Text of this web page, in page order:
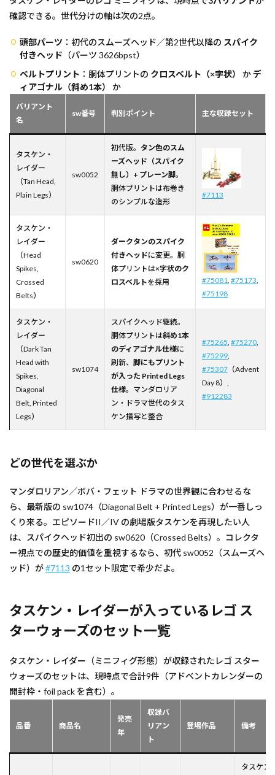
確認できる。世代分けの軸は次の2点。
頭部パーツ ：初代のスムーズヘッド／第2世代以降の スパイク
付きヘッド （パーツ 3626bpst）
ベルトプリント ：胴体プリントの クロスベルト（×字状） かデ
ィアゴナル（斜め1本）
か
バリアント
名
sw番号 判別ポイント 主な収録セット
タスケン・
レイダー
（Tan Head,
Plain Legs）
sw0052
初代版。 タン色のスム
ーズヘッド（スパイク
無し）+ プレーン脚。
胴体プリントは布巻き
のシンプルな造形
#7113
タスケン・
レイダー
（Head
Spikes,
Crossed
Belts）
sw0620
ダークタンのスパイク
付きヘッドに変更。胴
体プリントは×字状のク
ロスベルトを採用 #75081 #75173
#75198
タスケン・
レイダー
（Dark Tan
Head with
Spikes,
Diagonal
Belt, Printed
Legs）
sw1074
スパイクヘッド継続。
胴体プリントは斜め1本
のディアゴナル仕様に
刷新、 脚にもプリント
が入った Printed Legs
仕様。マンダロリア
ン・ドラマ世代のタス
ケン描写と整合
#75265, #75270,
#75299,
#75307 （Advent
Day 8）,
#912283
どの世代を選ぶか
マンダロリアン／ボバ・フェット ドラマの世界観に合わせるな
ら、最新版の sw1074（Diagonal Belt + Printed Legs）が一番しっ
くり来る。エピソードII／IV の劇場版タスケンを再現したい人
は、スパイクヘッド初出の sw0620（Crossed Belts）。コレクタ
ー視点での歴史的価値を重視するなら、初代 sw0052（スムーズヘ
ッド）が#7113 の1セット限定で希少だよ。
タスケン・レイダーが入っているレゴ ス
ターウォーズのセット一覧
タスケン・レイダー（ミニフィグ形態）が収録されたレゴ スター
ウォーズのセットは、現時点で合計9件（アドベントカレンダーの
開封枠・foil pack を含む）。
品番 商品名
発売
年
収録バ
リアン
ト
登場作品 備考
タスケン